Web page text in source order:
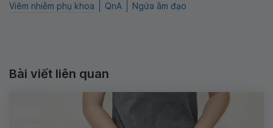
Viêm nhiễm phụ khoa
QnA Ngứa âm đạo
Bài viết liên quan